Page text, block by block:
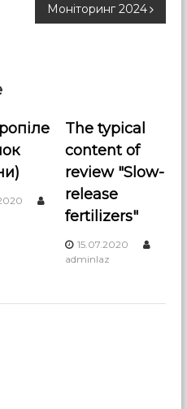
Моніторинг 2024
The typical
content of
review "Slow-
release
fertilizers"
15.07.2020
adminlaz